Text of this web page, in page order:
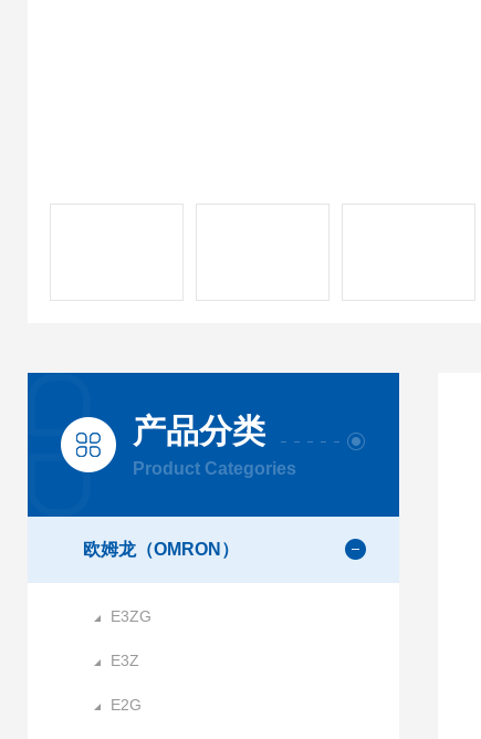
产品分类
Product Categories
欧姆龙（OMRON）
E3ZG
E3Z
E2G